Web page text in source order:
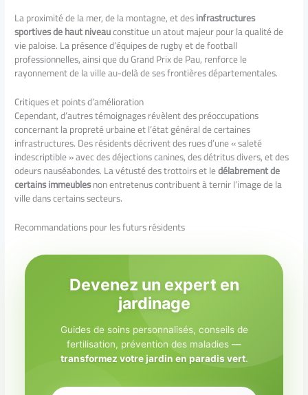
La proximité de la mer, de la montagne, et desinfrastructures
sportives de haut niveauconstitue un atout majeur pour la qualité de
vie paloise. La présence d’équipes de rugby et de football
professionnelles, ainsi que du Grand Prix de Pau, renforce le
rayonnement de la ville au-delà de ses frontières départementales.
Critiques et points d’amélioration
Cependant, d’autres témoignages révèlent des préoccupations
concernant la propreté urbaine et l’état général de certaines
infrastructures. Des résidents décrivent des rues d’une « saleté
indescriptible » avec des déjections canines, des détritus divers, et des
odeurs nauséabondes. La vétusté des trottoirs et ledélabrement de
certains immeublesnon entretenus contribuent à ternir l’image de la
ville dans certains secteurs.
Recommandations pour les futurs résidents
Devenez un expert en
jardinage
Guides de soins personnalisés, conseils de
fertilisation, prévention des maladies —
transformez votre jardin en paradis vert.